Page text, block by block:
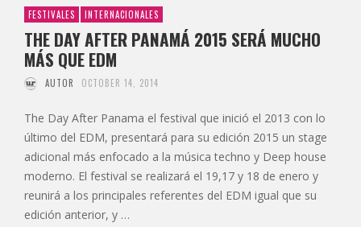
FESTIVALES INTERNACIONALES
THE DAY AFTER PANAMÁ 2015 SERÁ MUCHO
MÁS QUE EDM
AUTOR OCTOBER 14, 2014
The Day After Panama el festival que inició el 2013 con lo
último del EDM, presentará para su edición 2015 un stage
adicional más enfocado a la música techno y Deep house
moderno. El festival se realizará el 19,17 y 18 de enero y
reunirá a los principales referentes del EDM igual que su
edición anterior, y …